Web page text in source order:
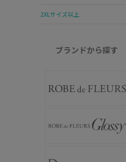
2XLサイズ以上
ブランドから探す